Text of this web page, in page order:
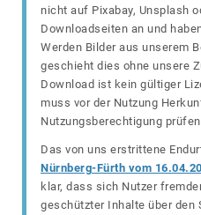
nicht auf Pixabay, Unsplash
Downloadseiten an und
Werden Bilder aus unserem
geschieht dies ohne unsere
Download ist kein gültiger
muss vor der Nutzung
Nutzungsberechtigung
Das von uns erstrittene
Nürnberg-Fürth vom
klar, dass sich Nutzer
geschützter Inhalte über den